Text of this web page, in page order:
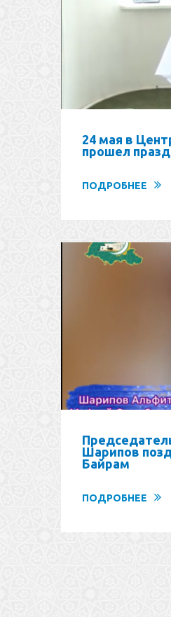
24 мая в
прошел
ПОДРОБНЕЕ
Шарипов
Байрам
ПОДРОБНЕЕ